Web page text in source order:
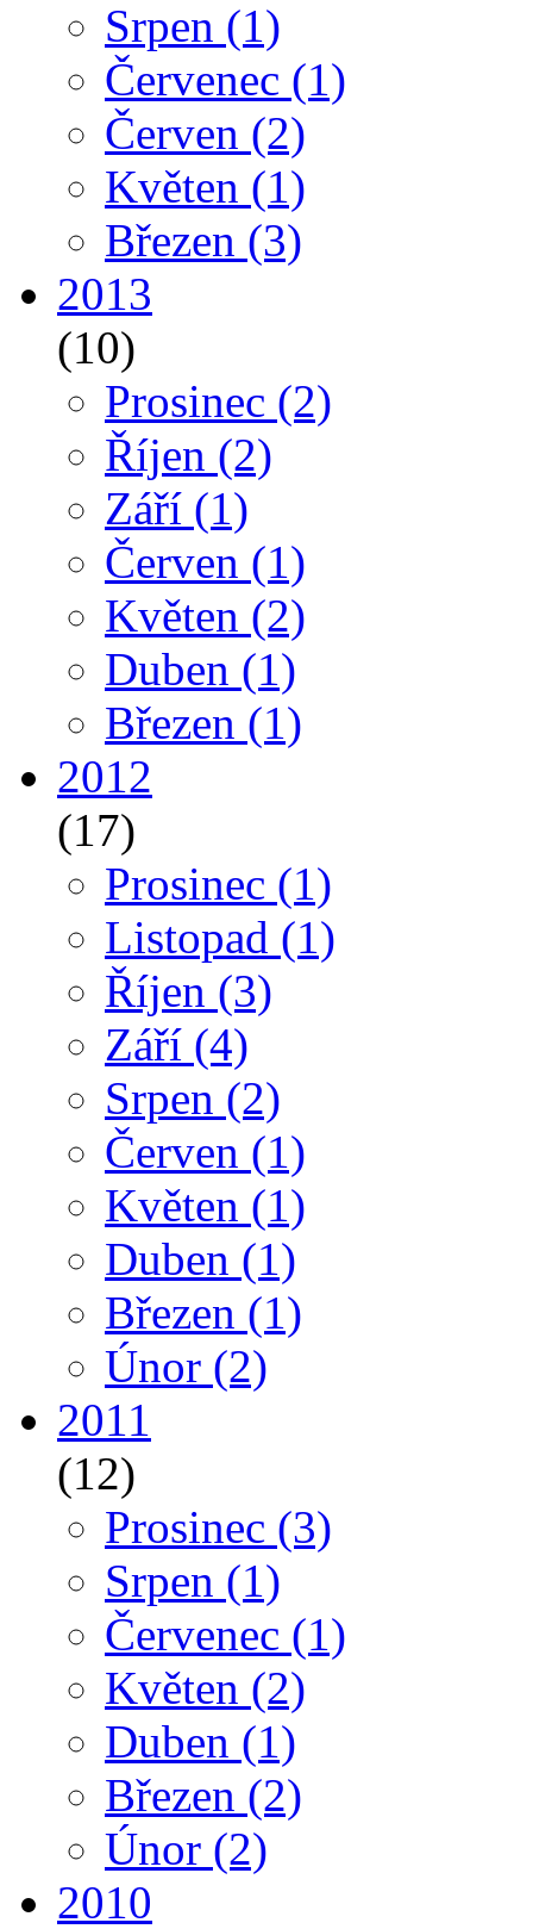
Srpen (1)
Červenec (1)
Červen (2)
Květen (1)
Březen (3)
2013
(10)
Prosinec (2)
Říjen (2)
Září (1)
Červen (1)
Květen (2)
Duben (1)
Březen (1)
2012
(17)
Prosinec (1)
Listopad (1)
Říjen (3)
Září (4)
Srpen (2)
Červen (1)
Květen (1)
Duben (1)
Březen (1)
Únor (2)
2011
(12)
Prosinec (3)
Srpen (1)
Červenec (1)
Květen (2)
Duben (1)
Březen (2)
Únor (2)
2010